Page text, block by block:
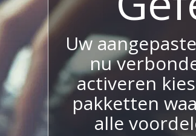
Uw
nu
activeren
pakketten
alle